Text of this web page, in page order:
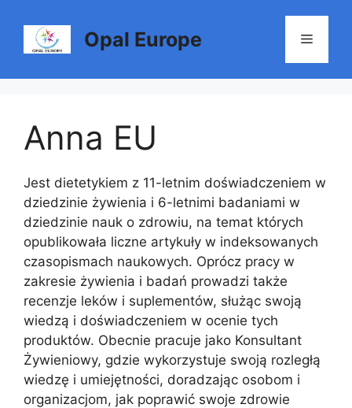
turinio
Opal Europe Meniu
Anna EU
Jest dietetykiem z 11-letnim doświadczeniem w
dziedzinie żywienia i 6-letnimi badaniami w
dziedzinie nauk o zdrowiu, na temat których
opublikowała liczne artykuły w indeksowanych
czasopismach naukowych. Oprócz pracy w
zakresie żywienia i badań prowadzi także
recenzje leków i suplementów, służąc swoją
wiedzą i doświadczeniem w ocenie tych
produktów. Obecnie pracuje jako Konsultant
Żywieniowy, gdzie wykorzystuje swoją rozległą
wiedzę i umiejętności, doradzając osobom i
organizacjom, jak poprawić swoje zdrowie